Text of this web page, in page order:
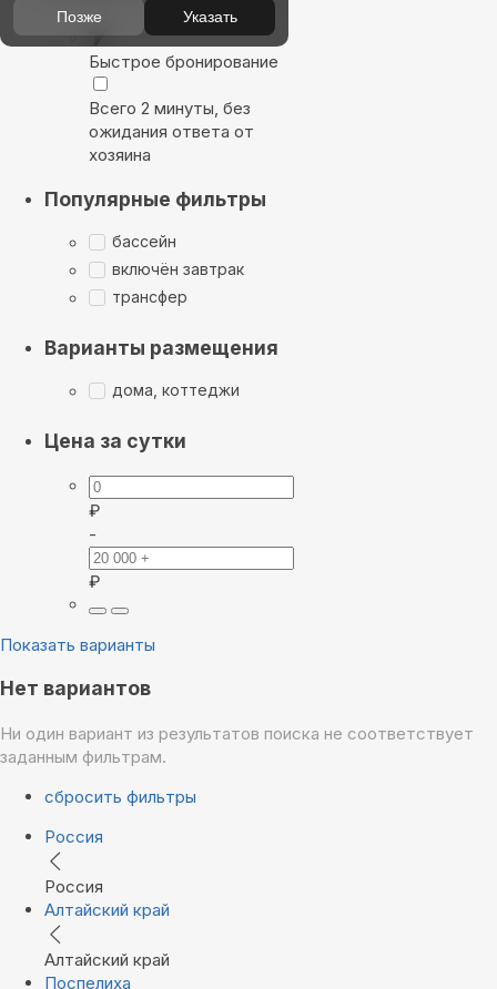
Быстрое бронирование
Всего 2 минуты, без
ожидания ответа от
хозяина
Популярные фильтры
бассейн
включён завтрак
трансфер
Варианты размещения
дома, коттеджи
Цена за сутки
₽
-
₽
Показать варианты
Нет вариантов
Ни один вариант из результатов поиска не соответствует
заданным фильтрам.
сбросить фильтры
Россия
Россия
Алтайский край
Алтайский край
Поспелиха
Позже Указать